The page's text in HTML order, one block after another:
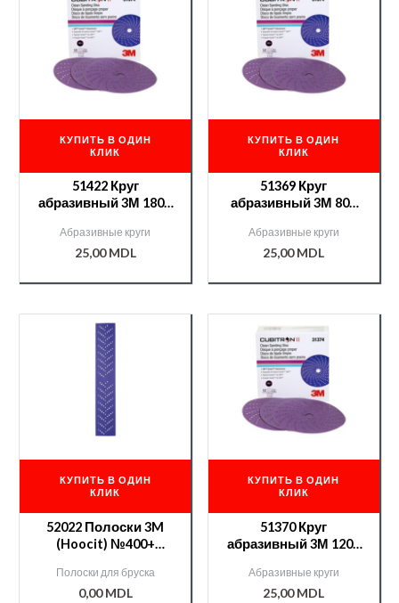
КУПИТЬ В ОДИН
КЛИК
51422 Круг
абразивный 3М 180+
минералом Cubitron
II
Абразивные круги
25,00MDL
КУПИТЬ В ОДИН
КЛИК
51369 Круг
абразивный 3М 80+
минералом Cubitron
II
Абразивные круги
25,00MDL
КУПИТЬ В ОДИН
КЛИК
52022 Полоски 3M
(Hoocit) №400+
II
Полоски для бруска
0,00MDL
КУПИТЬ В ОДИН
КЛИК
51370 Круг
абразивный 3М 120+
минералом Cubitron
II
Абразивные круги
25,00MDL